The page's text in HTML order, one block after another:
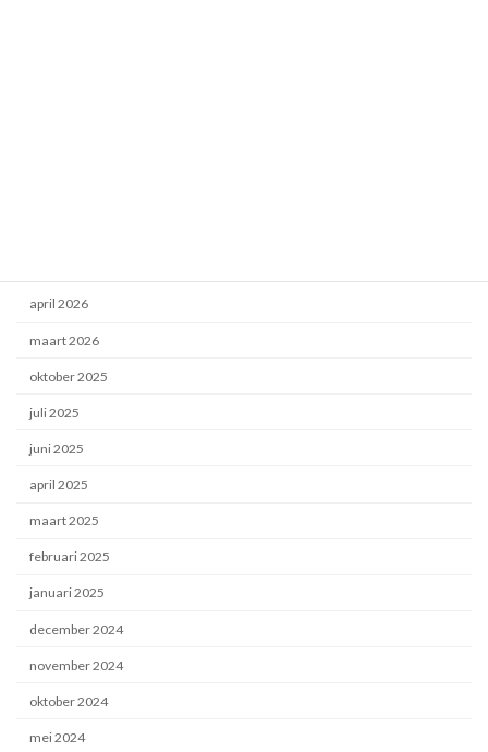
april 2026
maart 2026
oktober 2025
juli 2025
juni 2025
april 2025
maart 2025
februari 2025
januari 2025
december 2024
november 2024
oktober 2024
mei 2024